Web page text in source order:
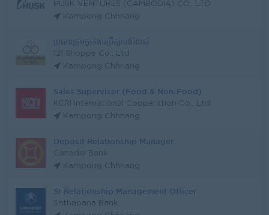
HUSK VENTURES (CAMBODIA) CO., LTD
Kampong Chhnang
ប្រធានក្រុមភ្នាក់ងារប្រឹក្សាបង់រំលស់
121 Shoppe Co., Ltd
Kampong Chhnang
Sales Supervisor (Food & Non-Food)
KCRI International Cooperation Co., Ltd
Kampong Chhnang
Deposit Relationship Manager
Canadia Bank
Kampong Chhnang
Sr Relationship Management Officer
Sathapana Bank